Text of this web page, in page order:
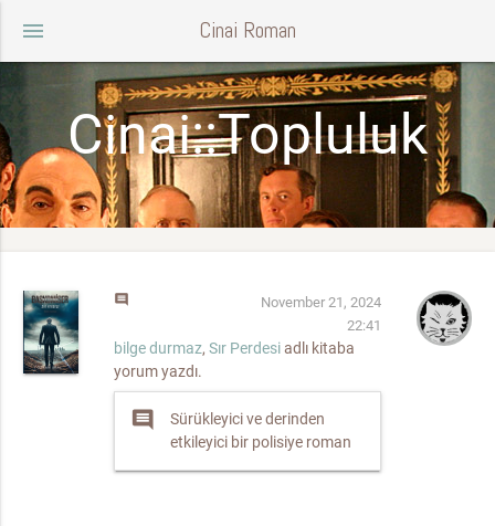
menu Cinai Roman
Cinai::Topluluk
comment
November 21, 2024
22:41
bilge durmaz, Sır Perdesi adlı kitaba
yorum yazdı.
comment
Sürükleyici ve derinden
etkileyici bir polisiye roman